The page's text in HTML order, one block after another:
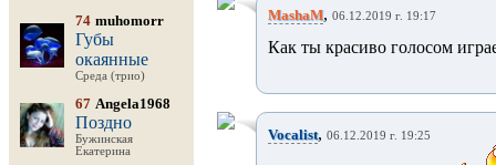
74 muhomorr
Губы
окаянные
Среда (трио)
67 Angela1968
Поздно
Бужинская
Екатерина
MashaM, 06.12.2019 г. 19:17
Как ты красиво голосом
Vocalist, 06.12.2019 г. 19:25